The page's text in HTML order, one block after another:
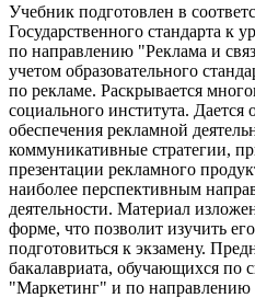
Учебник подготовлен в
Государственного стандарта к
по направлению "Реклама и
учетом образовательного
по рекламе. Раскрывается
социального института. Дается
обеспечения рекламной
коммуникативные стратегии,
презентации рекламного
наиболее перспективным
деятельности. Материал
форме, что позволит изучить
подготовиться к экзамену.
бакалавриата, обучающихся по
"Маркетинг" и по направлению